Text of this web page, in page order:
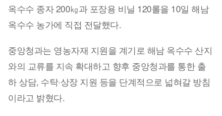
옥수수 종자 200㎏과 포장용 비닐 120롤을 10일 해남
옥수수 농가에 직접 전달했다.
중앙청과는 영농자재 지원을 계기로 해남 옥수수 산지
와의 교류를 지속 확대하고 향후 중앙청과를 통한 출
하 상담, 수탁·상장 지원 등을 단계적으로 넓혀갈 방침
이라고 밝혔다.